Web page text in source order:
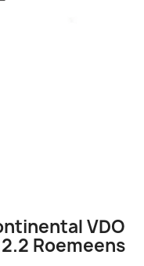
VDO
Roemeens